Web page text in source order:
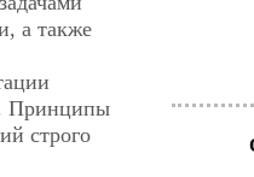
а также
Принципы
строго